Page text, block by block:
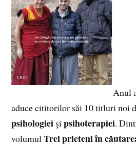
Anul
aduce cititorilor săi 10 titluri noi
psihologiei şipsihoterapiei.
volumulTrei prieteni în